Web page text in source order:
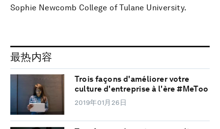
Sophie Newcomb College of Tulane University.
最热内容
Trois façons d'améliorer votre
culture d'entreprise à l'ère #MeToo
2019年01月26日